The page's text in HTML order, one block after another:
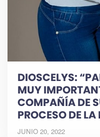
DIOSCELYS:
MUY
COMPAÑÍA DE
PROCESO DE
JUNIO 20, 2022